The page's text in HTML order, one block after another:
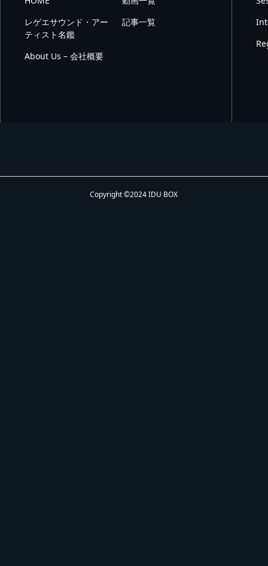
レゲエサウンド・アー
ティスト名鑑
記事一覧
About Us – 会社概要
Copyright ©2024 IDU BOX